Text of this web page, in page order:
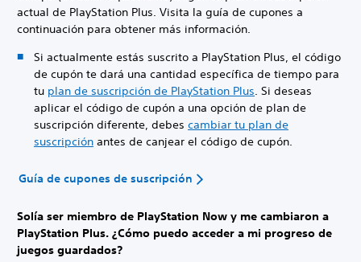
actual de PlayStation Plus. Visita la guía de cupones a
continuación para obtener más información.
Si actualmente estás suscrito a PlayStation Plus, el código
de cupón te dará una cantidad específica de tiempo para
tu plan de suscripción de PlayStation Plus. Si deseas
aplicar el código de cupón a una opción de plan de
suscripción diferente, debes cambiar tu plan de
suscripción antes de canjear el código de cupón.
Guía de cupones de suscripción
Solía ser miembro de PlayStation Now y me cambiaron a
PlayStation Plus. ¿Cómo puedo acceder a mi progreso de
juegos guardados?